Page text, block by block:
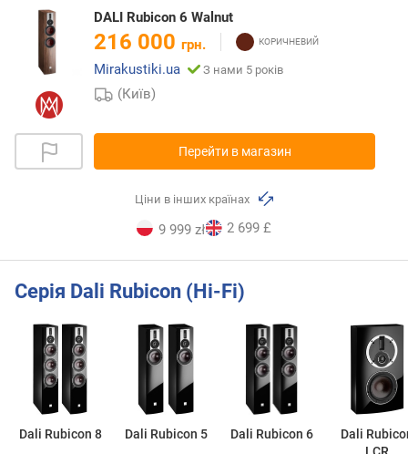
DALI Rubicon 6 Walnut
216 000 грн.
Mirakustiki.ua
З нами 5 років
(Київ)
Перейти в магазин
Ціни в інших країнах
9 999 zł 2 699 £
Серія Dali Rubicon (Hi-Fi)
Dali Rubicon 8 Dali Rubicon 5 Dali Rubicon 6
Dali